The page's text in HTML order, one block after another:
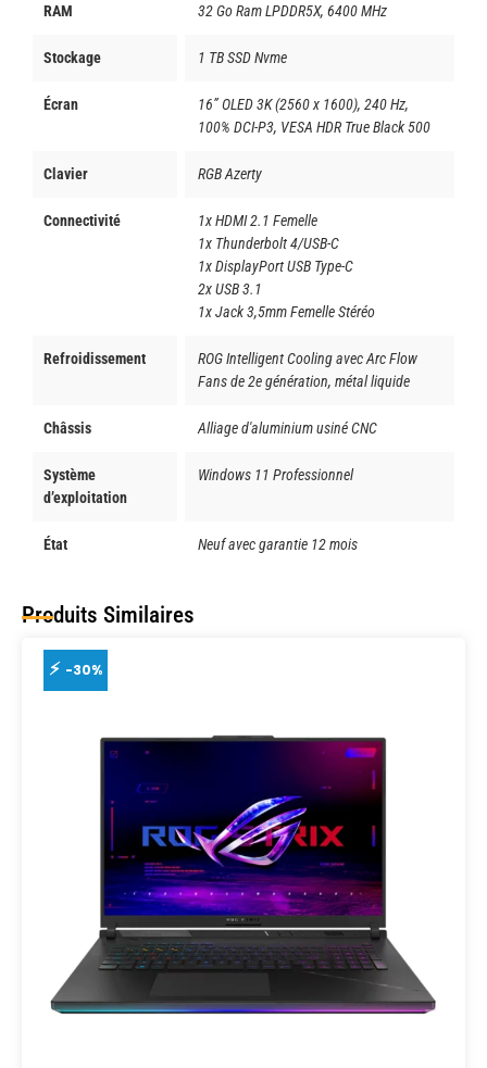
RAM 32 Go Ram LPDDR5X, 6400 MHz
Stockage 1 TB SSD Nvme
Écran
16” OLED 3K (2560 x 1600), 240 Hz,
100% DCI-P3, VESA HDR True Black 500
Clavier RGB Azerty
Connectivité
1x HDMI 2.1 Femelle
1x Thunderbolt 4/USB-C
1x DisplayPort USB Type-C
2x USB 3.1
1x Jack 3,5mm Femelle Stéréo
Refroidissement
ROG Intelligent Cooling avec Arc Flow
Fans de 2e génération, métal liquide
Châssis Alliage d'aluminium usiné CNC
Système
d’exploitation
Windows 11 Professionnel
État Neuf avec garantie 12 mois
Produits Similaires
-30%